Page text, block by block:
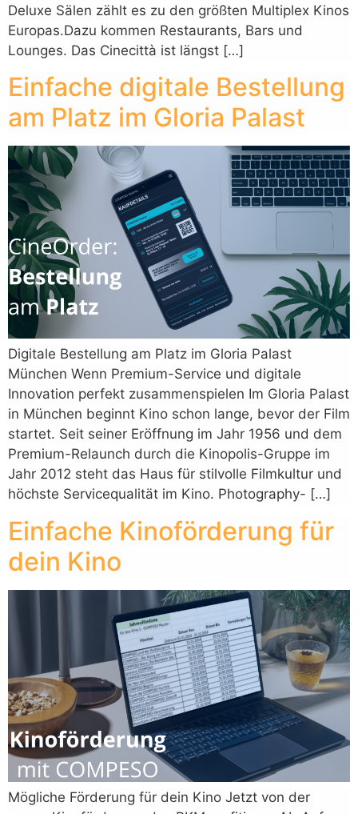
Deluxe Sälen zählt es zu den größten Multiplex Kinos
Europas.Dazu kommen Restaurants, Bars und
Lounges. Das Cinecittà ist längst […]
Einfache digitale Bestellung
am Platz im Gloria Palast
Digitale Bestellung am Platz im Gloria Palast
München Wenn Premium-Service und digitale
Innovation perfekt zusammenspielen Im Gloria Palast
in München beginnt Kino schon lange, bevor der Film
startet. Seit seiner Eröffnung im Jahr 1956 und dem
Premium-Relaunch durch die Kinopolis-Gruppe im
Jahr 2012 steht das Haus für stilvolle Filmkultur und
höchste Servicequalität im Kino. Photography- […]
Einfache Kinoförderung für
dein Kino
Mögliche Förderung für dein Kino Jetzt von der